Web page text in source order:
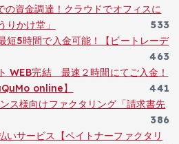
の資金調達！クラウドでオフィスに
かけ堂」
533
短5時間で入金可能！【ビートレーデ
463
WEB完結 最速２時間にてご入金！
online】
441
ス様向けファクタリング「請求書先
386
いサービス【ペイトナーファクタリ